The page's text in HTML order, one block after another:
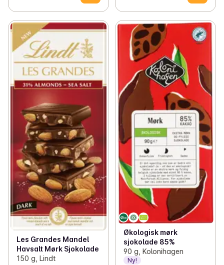
Les Grandes Mandel
Havsalt Mørk Sjokolade
150 g, Lindt
Økologisk mørk
sjokolade 85%
90 g, Kolonihagen
Ny!